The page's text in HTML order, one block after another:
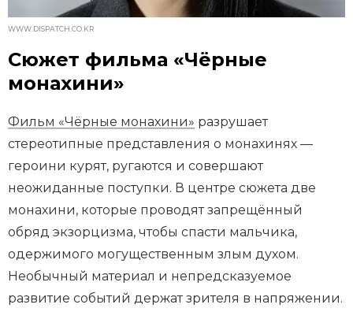
WWW.DISPATCH.CO.KR
Сюжет фильма «Чёрные
монахини»
Фильм «Чёрные монахини» разрушает
стереотипные представления о монахинях —
героини курят, ругаются и совершают
неожиданные поступки. В центре сюжета две
монахини, которые проводят запрещённый
обряд экзорцизма, чтобы спасти мальчика,
одержимого могущественным злым духом.
Необычный материал и непредсказуемое
развитие событий держат зрителя в напряжении.